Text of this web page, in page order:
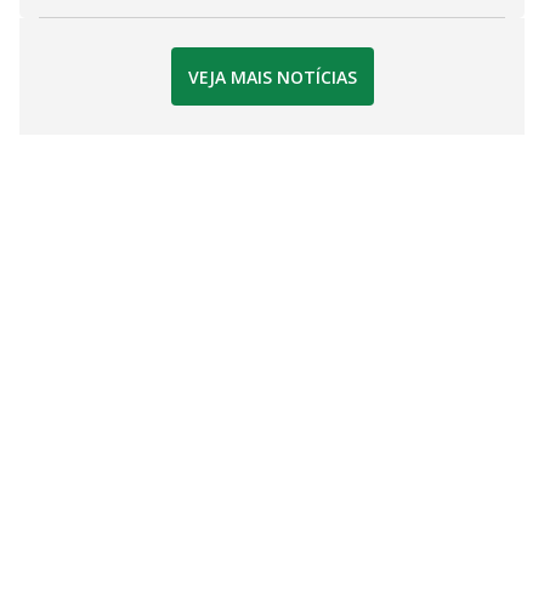
VEJA MAIS NOTÍCIAS